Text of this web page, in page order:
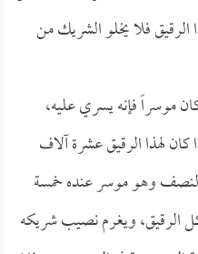
الرقيق فلا يخلو الشريك من
موسراً فإنه يسري عليه،
لهذا الرقيق عشرة آلاف
وهو موسر عنده خمسة
الرقيق، ويغرم نصيب شريكه